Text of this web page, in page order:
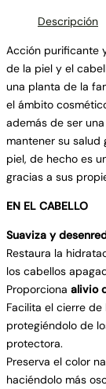
Descripción
Acción purificante
de la piel y el
una planta de la
el ámbito
además de ser
mantener su salud
piel, de hecho es
gracias a sus
EN EL CABELLO
Suaviza y
Restaura la
los cabellos
Proporciona alivio
Facilita el cierre
protegiéndolo de
protectora.
Preserva el color
haciéndolo más